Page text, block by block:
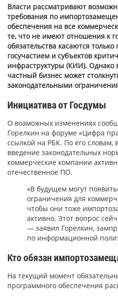
Власти рассматривают
требования по
обеспечения на все
те, что не имеют отношения к
обязательства касаются только
госучастием и субъектов
инфраструктуры (КИИ).
частный бизнес может
законодательными
Инициатива от Госдумы
О возможных изменениях
Горелкин на форуме «Цифра
ссылкой на РБК. По его словам,
введение законодательных
коммерческие компании
отечественное ПО.
«В будущем могут
ограничения для
чтобы они тоже
активно. Этот вопрос
— заявил Горелкин,
по информационной
Кто обязан
На текущий момент
программного обеспечения